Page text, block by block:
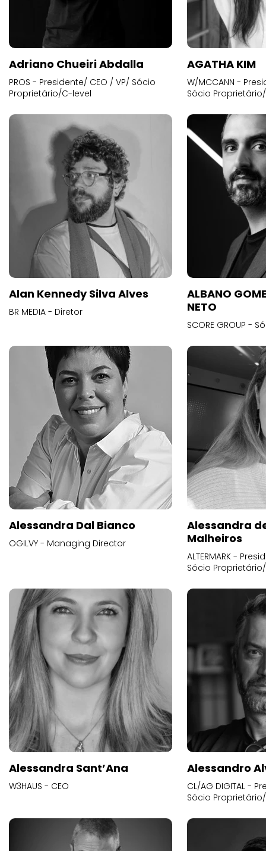
Adriano Chueiri Abdalla
PROS - Presidente/ CEO / VP/ Sócio
Proprietário/C-level
AGATHA KIM
W/MCCANN -
Sócio
Alan Kennedy Silva Alves
BR MEDIA - Diretor
ALBANO
NETO
SCORE GROUP -
Alessandra Dal Bianco
OGILVY - Managing Director
Alessandra
Malheiros
ALTERMARK -
Sócio
Alessandra Sant’Ana
W3HAUS - CEO
Alessandro
CL/AG DIGITAL -
Sócio